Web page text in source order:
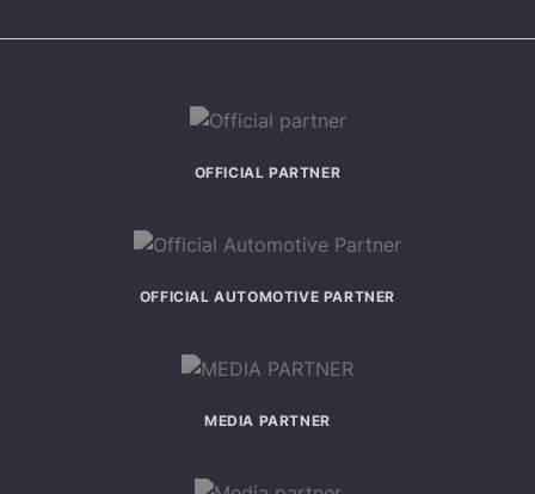
OFFICIAL PARTNER
OFFICIAL AUTOMOTIVE PARTNER
MEDIA PARTNER